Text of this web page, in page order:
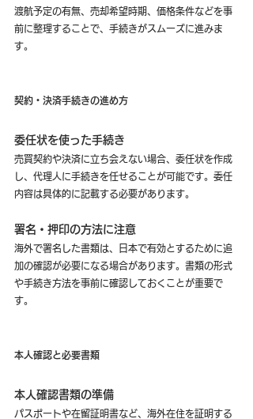
渡航予定の有無、売却希望時期、価格条件などを事
前に整理することで、手続きがスムーズに進みま
す。
契約・決済手続きの進め方
委任状を使った手続き
売買契約や決済に立ち会えない場合、委任状を作成
し、代理人に手続きを任せることが可能です。委任
内容は具体的に記載する必要があります。
署名・押印の方法に注意
海外で署名した書類は、日本で有効とするために追
加の確認が必要になる場合があります。書類の形式
や手続き方法を事前に確認しておくことが重要で
す。
本人確認と必要書類
本人確認書類の準備
パスポートや在留証明書など、海外在住を証明する